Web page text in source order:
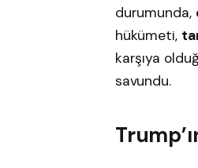
durumunda,
hükümeti,
karşıya
savundu.